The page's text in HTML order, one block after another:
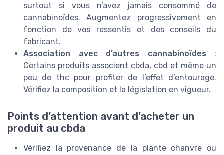
surtout si vous n’avez jamais consommé de
cannabinoïdes. Augmentez progressivement en
fonction de vos ressentis et des conseils du
fabricant.
Association avec d’autres cannabinoïdes :
Certains produits associent cbda, cbd et même un
peu de thc pour profiter de l’effet d’entourage.
Vérifiez la composition et la législation en vigueur.
Points d’attention avant d’acheter un
produit au cbda
Vérifiez la provenance de la plante chanvre ou